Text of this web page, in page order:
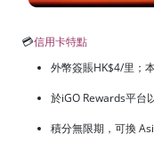
💳信用卡特點
外幣簽賬HK$4/里；
於iGO Rewards平台
積分無限期，可換